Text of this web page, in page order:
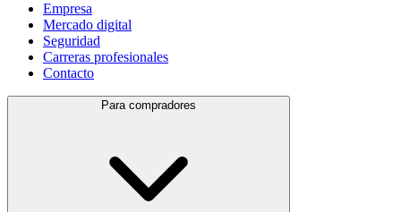
Empresa
Mercado digital
Seguridad
Carreras profesionales
Contacto
Para compradores